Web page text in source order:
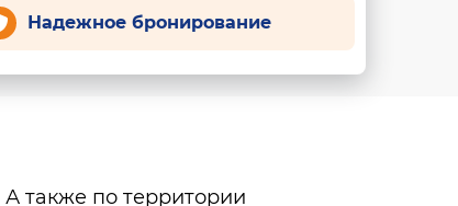
Надежное бронирование
также по территории